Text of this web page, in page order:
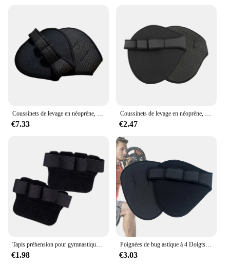
The calisthenics equipment set is meticulously
crafted to enhance your fitness journey. The high-
quality steel construction ensures durability and
longevity, making it an investment that stands the
test of time. Whether you're a seasoned athlete or a
beginner, this equipment set is designed to cater to
all fitness levels. The ergonomic design not only
technique.
**Versatile Training Options**
With the versatility of this calisthenics equipment
set, you can perform a wide range of exercises, from
push-ups and pull-ups to dips and lunges. The
variety of sizes and weights available means you
can tailor your workouts to your specific goals,
whether it's building strength, endurance, or
flexibility. Whether you're training at home or in a
group setting, this equipment set is an excellent
addition to any fitness environment.
**Optimized for Performance**
Coussinets de levage en néoprène, gants d'entraînement de gymnastique, WePackage, Calisnatale Ics Powerlifting Fitness Sports, protège-mains
€7.33
Coussinets de levage en néoprène, gants d'entraînement de gymnastique, WePackage, Calisnatale Ics Powerlifting, Fitness Sports, protège-mains, 2 pièces
€2.47
Tapis préhension pour gymnastique Fitness, gants d'haltérophilie, coussinets levage pour l'haltérophilie,
€1.98
Poignées de bug astique à 4 Doigts en Néoprène, Gants d'Entraînement, de Levage de Poids, pour Calisnatale ics WePackage
€3.03